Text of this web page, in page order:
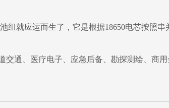
组就应运而生了，它是根据18650电芯按照
交通、医疗电子、应急后备、勘探测绘、商